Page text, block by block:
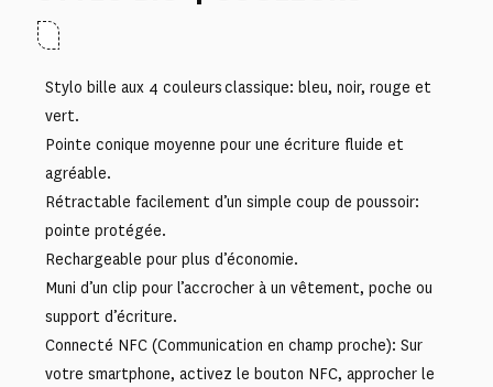
Stylo bille aux 4 couleurs classique: bleu, noir, rouge et
vert.
Pointe conique moyenne pour une écriture fluide et
agréable.
Rétractable facilement d’un simple coup de poussoir:
pointe protégée.
Rechargeable pour plus d’économie.
Muni d’un clip pour l’accrocher à un vêtement, poche ou
support d’écriture.
Connecté NFC (Communication en champ proche): Sur
votre smartphone, activez le bouton NFC, approcher le